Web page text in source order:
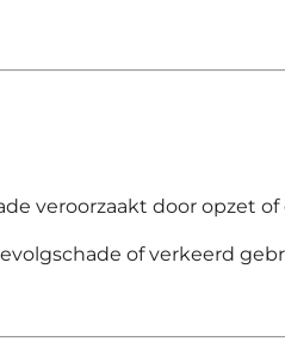
veroorzaakt door opzet
of verkeerd